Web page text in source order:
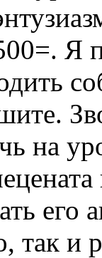
Я
на
его
и